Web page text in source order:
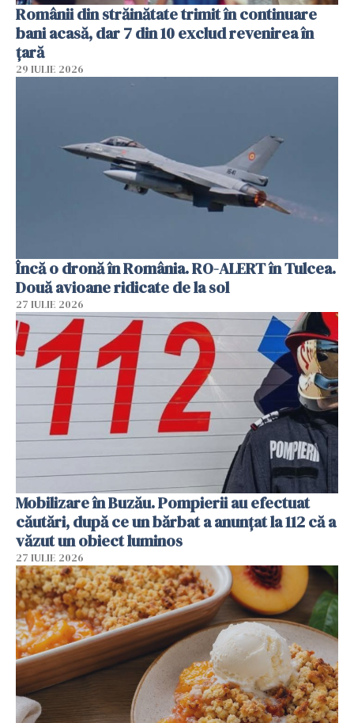
Românii din străinătate trimit în continuare
bani acasă, dar 7 din 10 exclud revenirea în
țară
29 IULIE 2026
Încă o dronă în România. RO-ALERT în Tulcea.
Două avioane ridicate de la sol
27 IULIE 2026
Mobilizare în Buzău. Pompierii au efectuat
căutări, după ce un bărbat a anunțat la 112 că a
văzut un obiect luminos
27 IULIE 2026